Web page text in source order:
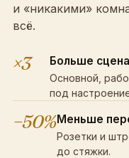
и «никакими»
всё.
×3 Больше
Основной,
под
−50%Меньше
Розетки и
до стяжки.